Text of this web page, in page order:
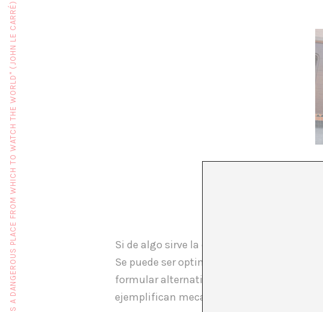
Si de algo sirve la crisis es para acusar
Se puede ser optimista sin caer en la
formular alternativas para el mercado.
ejemplifican mecanismos de apoyos para
"A DESK IS A DANGEROUS PLACE FROM WHICH TO WATCH THE WORLD" (JOHN LE CARRÉ)